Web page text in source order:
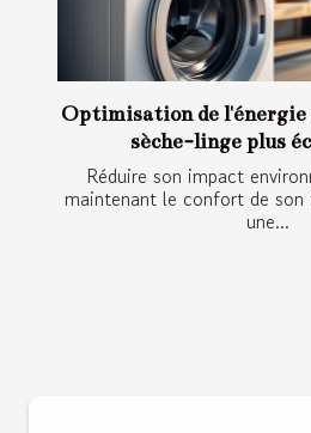
Optimisation de l'énergie
sèche-linge plus
Réduire son impact
maintenant le confort de son
une...